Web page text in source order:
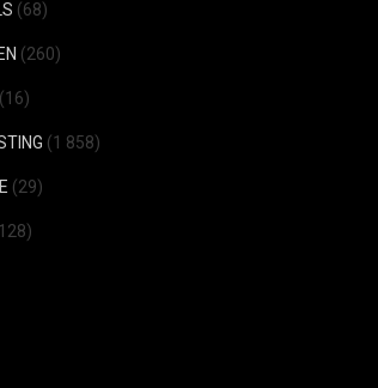
(68)
(260)
(16)
(1 858)
(29)